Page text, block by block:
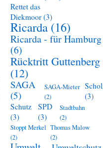
Rettet das
Diekmoor (3)
Ricarda (16)
Ricarda - für Hamburg
(6)
Rücktritt Guttenberg
(12)
SAGA
(5)
SAGA-Mieter
(2)
(3)
Schutz
(3)
SPD
(3)
Stadtbahn
(2)
Stoppt Merkel
(2)
Thomas Malow
(2)